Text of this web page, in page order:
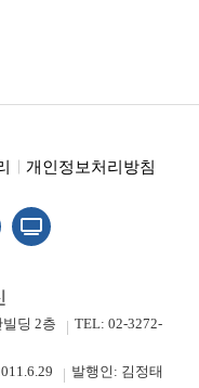
개인정보처리방침
딩 2층
TEL: 02-3272-
발행인: 김정태